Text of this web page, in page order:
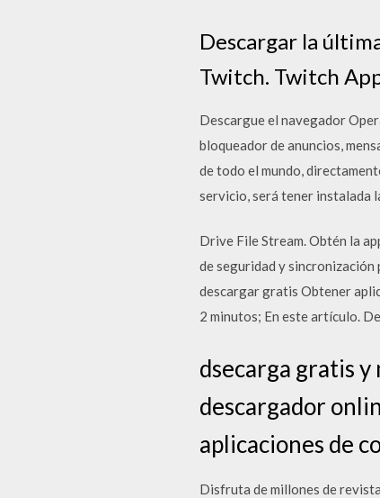
Descargar la
Twitch. Twitch
Descargue el navegador
bloqueador de anuncios,
de todo el mundo,
servicio, será tener instalada
Drive File Stream. Obtén la
de seguridad y sincronización
descargar gratis Obtener
2 minutos; En este artículo.
dsecarga gratis
descargador
aplicaciones de
Disfruta de millones de